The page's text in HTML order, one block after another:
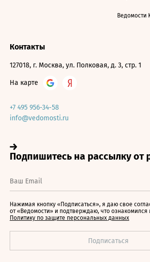
Ведомости
Контакты
127018, г. Москва, ул. Полковая, д. 3, стр. 1
На карте
+7 495 956-34-58
info@vedomosti.ru
Нажимая кнопку «Подписаться», я даю свое
от «Ведомости» и подтверждаю, что
Политику по защите персональных данных